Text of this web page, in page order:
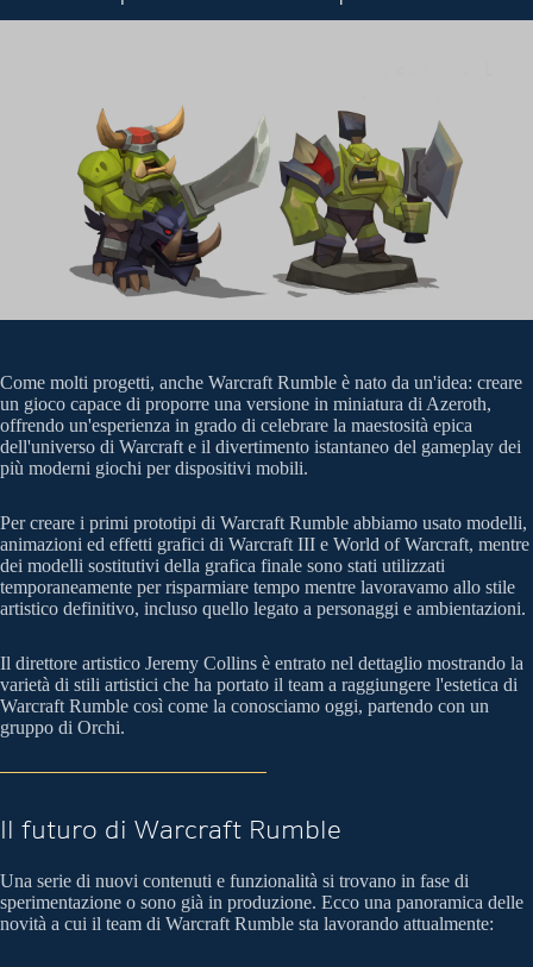
Come molti progetti, anche Warcraft Rumble è nato da un'idea: creare
un gioco capace di proporre una versione in miniatura di Azeroth,
offrendo un'esperienza in grado di celebrare la maestosità epica
dell'universo di Warcraft e il divertimento istantaneo del gameplay dei
più moderni giochi per dispositivi mobili.
Per creare i primi prototipi di Warcraft Rumble abbiamo usato modelli,
animazioni ed effetti grafici di Warcraft III e World of Warcraft, mentre
dei modelli sostitutivi della grafica finale sono stati utilizzati
temporaneamente per risparmiare tempo mentre lavoravamo allo stile
artistico definitivo, incluso quello legato a personaggi e ambientazioni.
Il direttore artistico Jeremy Collins è entrato nel dettaglio mostrando la
varietà di stili artistici che ha portato il team a raggiungere l'estetica di
Warcraft Rumble così come la conosciamo oggi, partendo con un
gruppo di Orchi.
Il futuro di Warcraft Rumble
Una serie di nuovi contenuti e funzionalità si trovano in fase di
sperimentazione o sono già in produzione. Ecco una panoramica delle
novità a cui il team di Warcraft Rumble sta lavorando attualmente: